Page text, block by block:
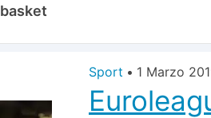
basket
Sport • 1 Marzo